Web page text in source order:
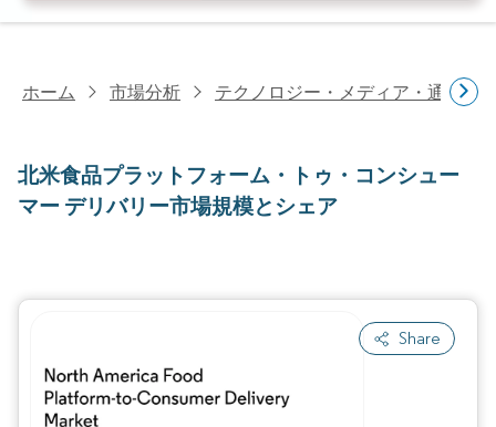
ホーム 市場分析 テクノロジー・メディア・通信研
北米食品プラットフォーム・トゥ・コンシュー
マー デリバリー市場規模とシェア
Share